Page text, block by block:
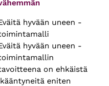
hyvään uneen -
hyvään uneen -
on ehkäistä
eniten